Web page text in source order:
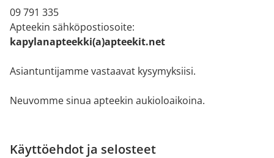
09 791 335
Apteekin sähköpostiosoite:
kapylanapteekki(a)apteekit.net
Asiantuntijamme vastaavat kysymyksiisi.
Neuvomme sinua apteekin aukioloaikoina.
Käyttöehdot ja selosteet